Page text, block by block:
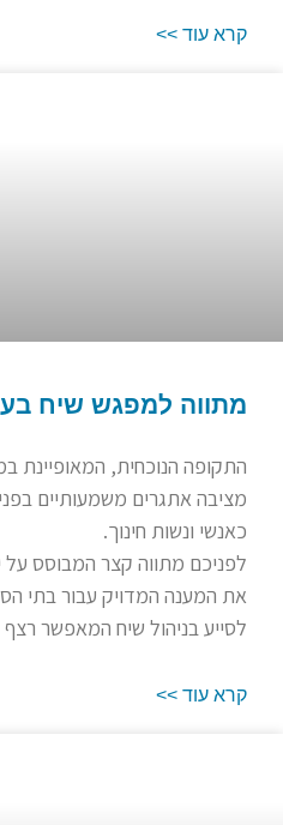
קרא עוד >>
מתווה למפגש שיח
התקופה הנוכחית, המאופיינת
מציבה אתגרים משמעותיים בפני
כאנשי ונשות חינוך.
לפניכם מתווה קצר המבוסס על
את המענה המדויק עבור בתי
לסייע בניהול שיח המאפשר רצף
קרא עוד >>